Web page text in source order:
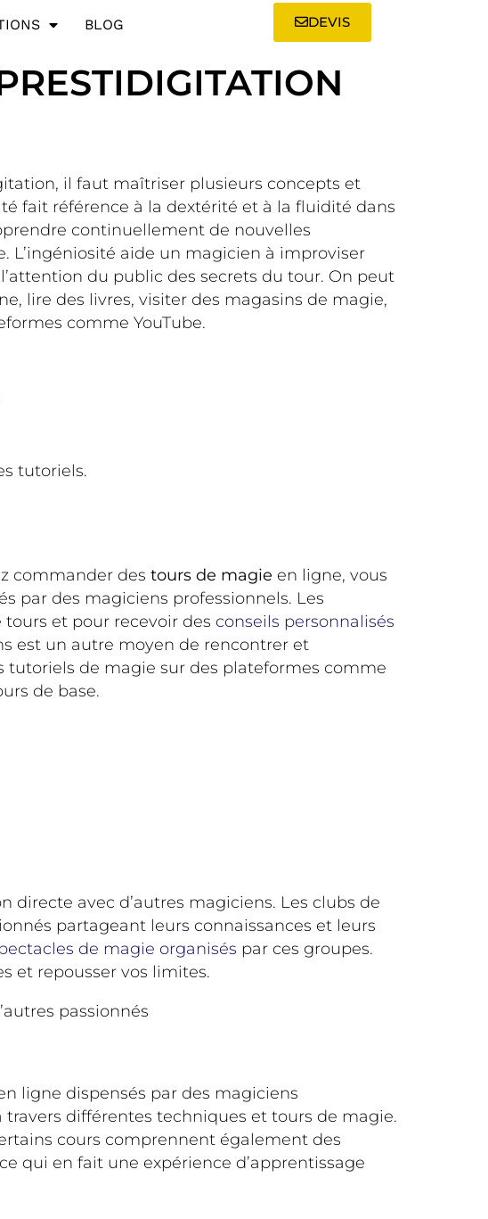
BLOG DEVIS
il faut maîtriser plusieurs concepts et
fait référence à la dextérité et à la fluidité dans
continuellement de nouvelles
L’ingéniosité aide un magicien à improviser
du public des secrets du tour. On peut
lire des livres, visiter des magasins de magie,
comme YouTube.
tutoriels.
commander des tours de magie en ligne, vous
par des magiciens professionnels. Les
et pour recevoir des conseils personnalisés
est un autre moyen de rencontrer et
tutoriels de magie sur des plateformes comme
de base.
directe avec d’autres magiciens. Les clubs de
partageant leurs connaissances et leurs
de magie organisés par ces groupes.
et repousser vos limites.
passionnés
ligne dispensés par des magiciens
différentes techniques et tours de magie.
cours comprennent également des
qui en fait une expérience d’apprentissage